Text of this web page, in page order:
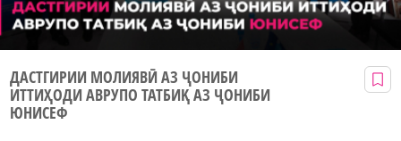
ДАСТГИРИИ МОЛИЯВӢ АЗ ҶОНИБИ
ИТТИҲОДИ АВРУПО ТАТБИҚ АЗ ҶОНИБИ
ЮНИСЕФ